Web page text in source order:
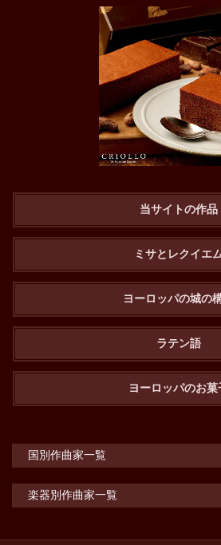
当サイトの作品
ミサとレクイエ
ヨーロッパの城の
ラテン語
ヨーロッパのお菓
国別作曲家一覧
楽器別作曲家一覧